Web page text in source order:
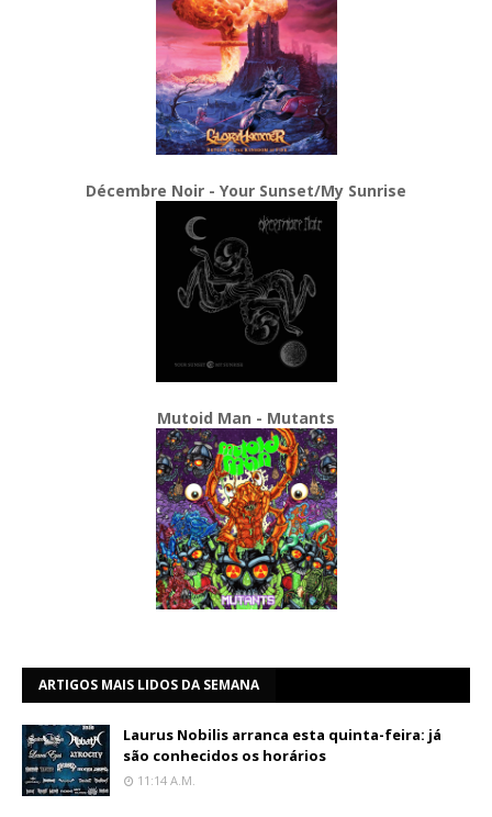
Décembre Noir - Your Sunset/My Sunrise
Mutoid Man - Mutants
ARTIGOS MAIS LIDOS DA SEMANA
Laurus Nobilis arranca esta quinta-feira: já
são conhecidos os horários
11:14 A.m.